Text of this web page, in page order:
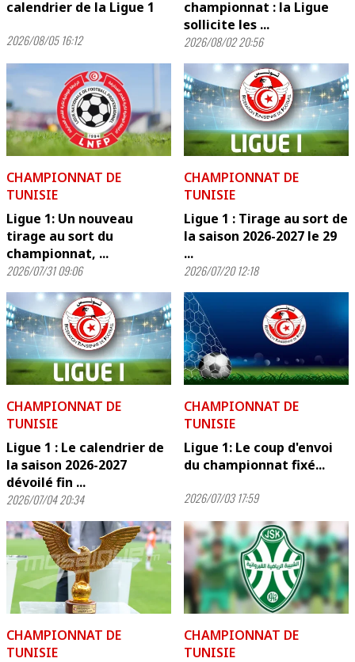
calendrier de la Ligue 1
2026/08/05 16:12
championnat : la Ligue
sollicite les ...
2026/08/02 20:56
CHAMPIONNAT DE
TUNISIE
Ligue 1: Un nouveau
tirage au sort du
championnat, ...
2026/07/31 09:06
CHAMPIONNAT DE
TUNISIE
Ligue 1 : Tirage au sort de
la saison 2026-2027 le 29
...
2026/07/20 12:18
CHAMPIONNAT DE
TUNISIE
Ligue 1 : Le calendrier de
la saison 2026-2027
dévoilé fin ...
2026/07/04 20:34
CHAMPIONNAT DE
TUNISIE
Ligue 1: Le coup d'envoi
du championnat fixé...
2026/07/03 17:59
CHAMPIONNAT DE
TUNISIE
CHAMPIONNAT DE
TUNISIE